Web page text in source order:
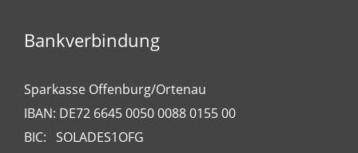
Bankverbindung
Sparkasse Offenburg/Ortenau
IBAN: DE72 6645 0050 0088 0155 00
BIC: SOLADES1OFG